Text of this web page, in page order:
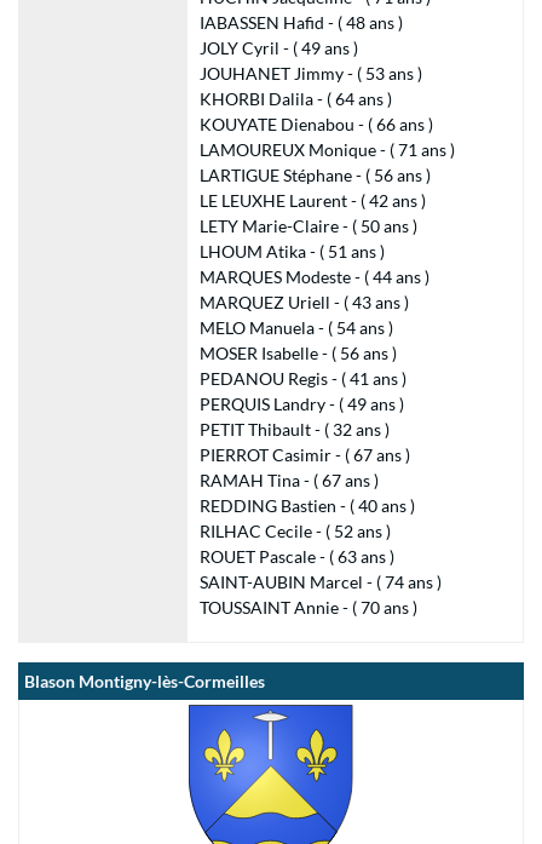
IABASSEN Hafid - ( 48 ans )
JOLY Cyril - ( 49 ans )
JOUHANET Jimmy - ( 53 ans )
KHORBI Dalila - ( 64 ans )
KOUYATE Dienabou - ( 66 ans )
LAMOUREUX Monique - ( 71 ans )
LARTIGUE Stéphane - ( 56 ans )
LE LEUXHE Laurent - ( 42 ans )
LETY Marie-Claire - ( 50 ans )
LHOUM Atika - ( 51 ans )
MARQUES Modeste - ( 44 ans )
MARQUEZ Uriell - ( 43 ans )
MELO Manuela - ( 54 ans )
MOSER Isabelle - ( 56 ans )
PEDANOU Regis - ( 41 ans )
PERQUIS Landry - ( 49 ans )
PETIT Thibault - ( 32 ans )
PIERROT Casimir - ( 67 ans )
RAMAH Tina - ( 67 ans )
REDDING Bastien - ( 40 ans )
RILHAC Cecile - ( 52 ans )
ROUET Pascale - ( 63 ans )
SAINT-AUBIN Marcel - ( 74 ans )
TOUSSAINT Annie - ( 70 ans )
Blason Montigny-lès-Cormeilles